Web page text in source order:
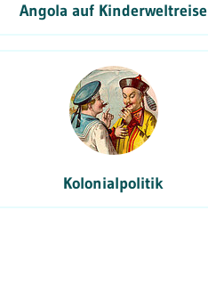
Angola auf Kinderweltreise
Kolonialpolitik